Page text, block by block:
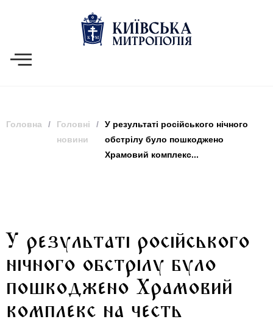
Головна /
Головні
новини
/
У результаті російського нічного
обстрілу було пошкоджено
Храмовий комплекс...
У результаті російського
нічного обстрілу було
пошкоджено Храмовий
комплекс на честь